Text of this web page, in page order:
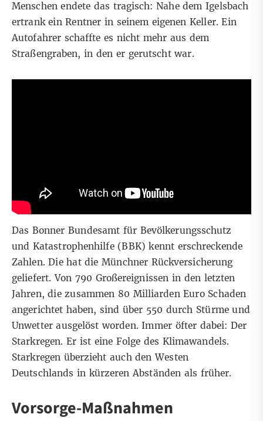
Menschen endete das tragisch: Nahe dem Igelsbach
ertrank ein Rentner in seinem eigenen Keller. Ein
Autofahrer schaffte es nicht mehr aus dem
Straßengraben, in den er gerutscht war.
Das Bonner Bundesamt für Bevölkerungsschutz
und Katastrophenhilfe (BBK) kennt erschreckende
Zahlen. Die hat die Münchner Rückversicherung
geliefert. Von 790 Großereignissen in den letzten
Jahren, die zusammen 80 Milliarden Euro Schaden
angerichtet haben, sind über 550 durch Stürme und
Unwetter ausgelöst worden. Immer öfter dabei: Der
Starkregen. Er ist eine Folge des Klimawandels.
Starkregen überzieht auch den Westen
Deutschlands in kürzeren Abständen als früher.
Vorsorge-Maßnahmen